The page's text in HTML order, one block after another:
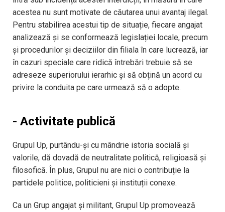
acestea nu sunt motivate de căutarea unui avantaj ilegal.
Pentru stabilirea acestui tip de situație, fiecare angajat
analizează și se conformează legislației locale, precum
și procedurilor și deciziilor din filiala în care lucrează, iar
în cazuri speciale care ridică întrebări trebuie să se
adreseze superiorului ierarhic și să obțină un acord cu
privire la conduita pe care urmează să o adopte.
- Activitate publică
Grupul Up, purtându-şi cu mândrie istoria socială și
valorile, dă dovadă de neutralitate politică, religioasă și
filosofică. În plus, Grupul nu are nici o contribuție la
partidele politice, politicieni și instituții conexe.
Ca un Grup angajat și militant, Grupul Up promovează